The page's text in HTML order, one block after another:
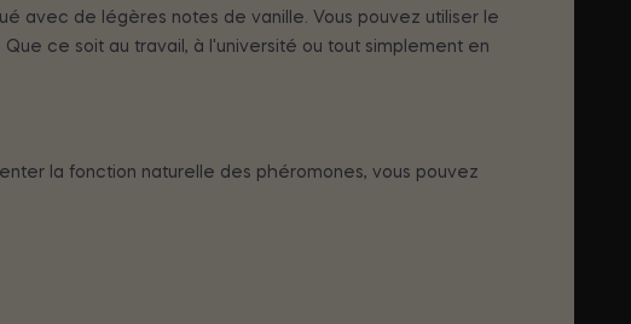
avec de légères notes de vanille. Vous pouvez utiliser le
ce soit au travail, à l'université ou tout simplement en
la fonction naturelle des phéromones, vous pouvez